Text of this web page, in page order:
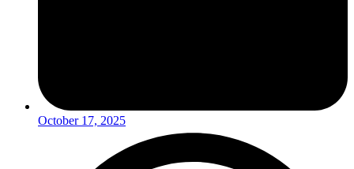
October 17, 2025